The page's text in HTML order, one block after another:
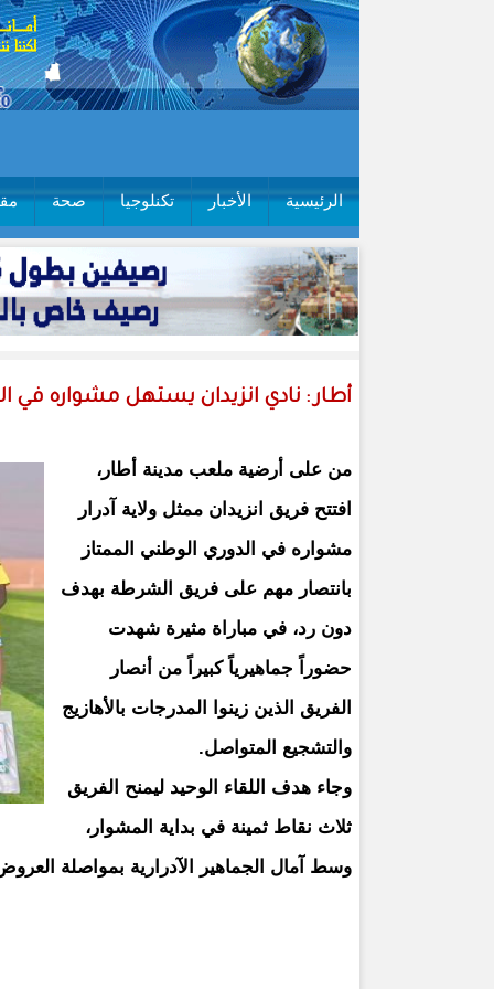
الرئيسية الأخبار تكنلوجيا صحة
أطار : نادي انزيدان يستهل مشواره في
من على أرضية ملعب مدينة أطار،
افتتح فريق انزيدان ممثل ولاية آدرار
مشواره في الدوري الوطني الممتاز
بانتصار مهم على فريق الشرطة بهدف
دون رد، في مباراة مثيرة شهدت
حضوراً جماهيرياً كبيراً من أنصار
الفريق الذين زينوا المدرجات بالأهازيج
والتشجيع المتواصل.
وجاء هدف اللقاء الوحيد ليمنح الفريق
ثلاث نقاط ثمينة في بداية المشوار،
وسط آمال الجماهير الآدرارية بمواصلة